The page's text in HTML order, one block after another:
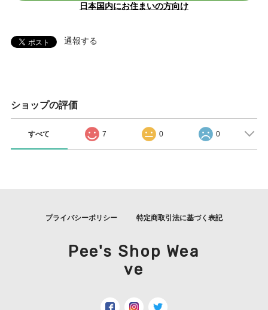
日本国内にお住まいの方向け
通報する
ショップの評価
すべて 7 0 0
プライバシーポリシー 特定商取引法に基づく表記
Pee's Shop Wea
ve